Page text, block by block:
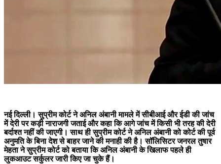
नई दिल्ली। सुप्रीम कोर्ट ने अनिल अंबानी मामले में सीबीआई और ईडी की जांच
में देरी पर कड़ी नाराजगी जताई और कहा कि आगे जांच में किसी भी तरह की देरी
बर्दाश्त नहीं की जाएगी। साथ ही सुप्रीम कोर्ट ने अनिल अंबानी को कोर्ट की पूर्व
अनुमति के बिना देश से बाहर जाने की मनाही की है। सॉलिसिटर जनरल तुषार
मेहता ने सुप्रीम कोर्ट को बताया कि अनिल अंबानी के खिलाफ पहले ही
लुकआउट सर्कुलर जारी किए जा चुके हैं।